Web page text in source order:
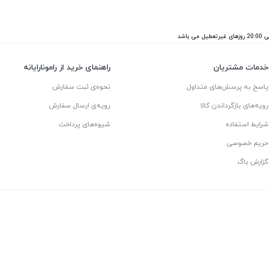
خدمات مشتریان
پاسخ به پرسش‌های متداول
رویه‌های بازگرداندن کالا
شرایط استفاده
حریم خصوصی
گزارش باگ
راهنمای خرید از رامونارایانه
نحوه‌ی ثبت سفارش
رویه‌ی ارسال سفارش
شیوه‌های پرداخت